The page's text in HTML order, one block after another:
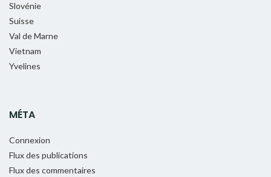
Slovénie
Suisse
Val de Marne
Vietnam
Yvelines
MÉTA
Connexion
Flux des publications
Flux des commentaires